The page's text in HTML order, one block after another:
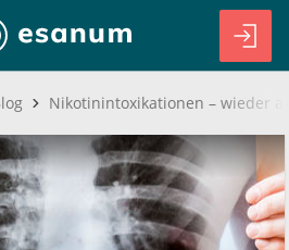
Nikotinintoxikationen – wieder